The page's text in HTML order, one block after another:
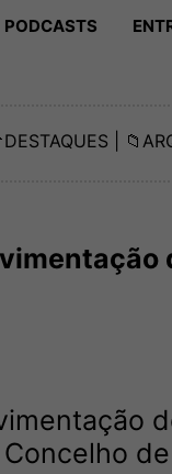
PODCASTS
DESTAQUES | 📁